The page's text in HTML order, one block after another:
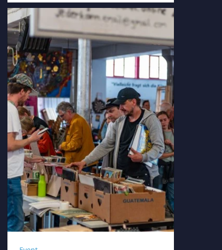
Workshop, Begegnung und Musik unter
einem Dach zusammenbringen.